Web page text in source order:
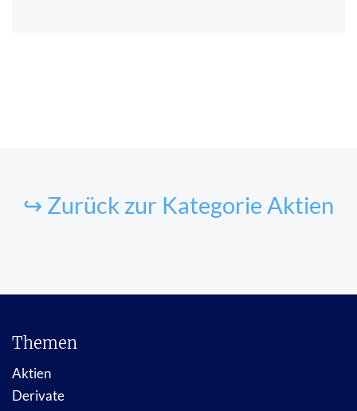
↪ Zurück zur Kategorie Aktien
Themen
Aktien
Derivate